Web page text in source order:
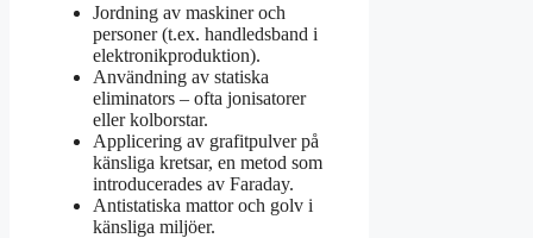
Jordning av maskiner och
personer (t.ex. handledsband i
elektronikproduktion).
Användning av statiska
eliminators – ofta jonisatorer
eller kolborstar.
Applicering av grafitpulver på
känsliga kretsar, en metod som
introducerades av Faraday.
Antistatiska mattor och golv i
känsliga miljöer.